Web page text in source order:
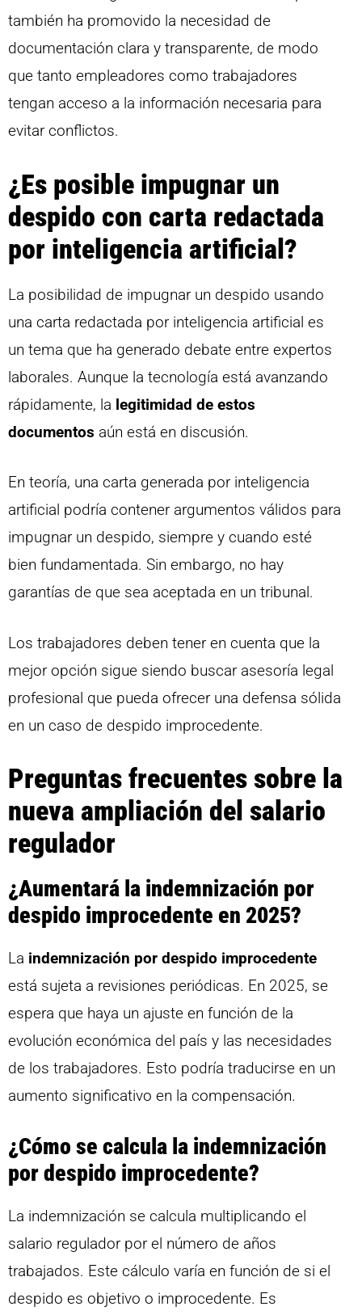
también ha promovido la necesidad de
documentación clara y transparente, de modo
que tanto empleadores como trabajadores
tengan acceso a la información necesaria para
evitar conflictos.
¿Es posible impugnar un
despido con carta redactada
por inteligencia artificial?
La posibilidad de impugnar un despido usando
una carta redactada por inteligencia artificial es
un tema que ha generado debate entre expertos
laborales. Aunque la tecnología está avanzando
rápidamente, la legitimidad de estos
documentos aún está en discusión.
En teoría, una carta generada por inteligencia
artificial podría contener argumentos válidos para
impugnar un despido, siempre y cuando esté
bien fundamentada. Sin embargo, no hay
garantías de que sea aceptada en un tribunal.
Los trabajadores deben tener en cuenta que la
mejor opción sigue siendo buscar asesoría legal
profesional que pueda ofrecer una defensa sólida
en un caso de despido improcedente.
Preguntas frecuentes sobre la
nueva ampliación del salario
regulador
¿Aumentará la indemnización por
despido improcedente en 2025?
La indemnización por despido improcedente
está sujeta a revisiones periódicas. En 2025, se
espera que haya un ajuste en función de la
evolución económica del país y las necesidades
de los trabajadores. Esto podría traducirse en un
aumento significativo en la compensación.
¿Cómo se calcula la indemnización
por despido improcedente?
La indemnización se calcula multiplicando el
salario regulador por el número de años
trabajados. Este cálculo varía en función de si el
despido es objetivo o improcedente. Es